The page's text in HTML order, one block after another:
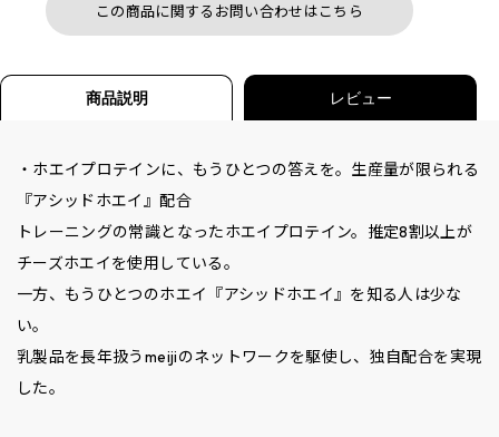
この商品に関するお問い合わせはこちら
商品説明 レビュー
・ホエイプロテインに、もうひとつの答えを。生産量が限られる
『アシッドホエイ』配合
トレーニングの常識となったホエイプロテイン。推定8割以上が
チーズホエイを使用している。
一方、もうひとつのホエイ『アシッドホエイ』を知る人は少な
い。
乳製品を長年扱うmeijiのネットワークを駆使し、独自配合を実現
した。